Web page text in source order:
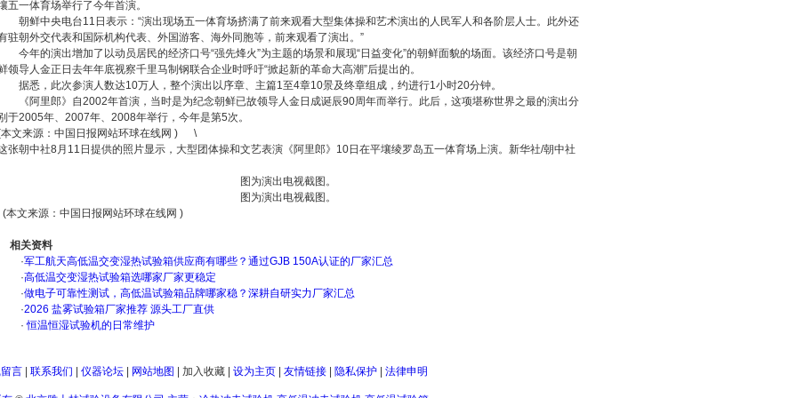
五一体育场举行了今年首演。
朝鲜中央电台11日表示：“演出现场五一体育场挤满了前来观看大型集体操和艺术演出的人民军人和各阶层人士。此外还
驻朝外交代表和国际机构代表、外国游客、海外同胞等，前来观看了演出。”
今年的演出增加了以动员居民的经济口号“强先烽火”为主题的场景和展现“日益变化”的朝鲜面貌的场面。该经济口号是朝
领导人金正日去年年底视察千里马制钢联合企业时呼吁“掀起新的革命大高潮”后提出的。
据悉，此次参演人数达10万人，整个演出以序章、主篇1至4章10景及终章组成，约进行1小时20分钟。
《阿里郎》自2002年首演，当时是为纪念朝鲜已故领导人金日成诞辰90周年而举行。此后，这项堪称世界之最的演出分
于2005年、2007年、2008年举行，今年是第5次。
文来源：中国日报网站环球在线网 )
\
张朝中社8月11日提供的照片显示，大型团体操和文艺表演《阿里郎》10日在平壤绫罗岛五一体育场上演。新华社/朝中社
图为演出电视截图。
图为演出电视截图。
文来源：中国日报网站环球在线网 )
相关资料
·军工航天高低温交变湿热试验箱供应商有哪些？通过GJB 150A认证的厂家汇总
·高低温交变湿热试验箱选哪家厂家更稳定
·做电子可靠性测试，高低温试验箱品牌哪家稳？深耕自研实力厂家汇总
·2026 盐雾试验箱厂家推荐 源头工厂直供
· 恒温恒湿试验机的日常维护
言| 联系我们 仪器论坛| 网站地图 加入收藏| 设为主页| 友情链接| 隐私保护| 法律申明